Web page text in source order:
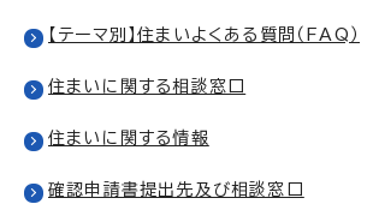
【テーマ別】住まいよくある質問（FAQ）
住まいに関する相談窓口
住まいに関する情報
確認申請書提出先及び相談窓口